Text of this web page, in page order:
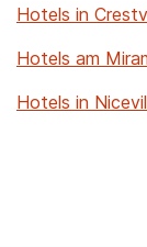
Hotels in
Hotels am
Hotels in